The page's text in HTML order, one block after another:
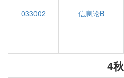
033002
信息论B
4秋